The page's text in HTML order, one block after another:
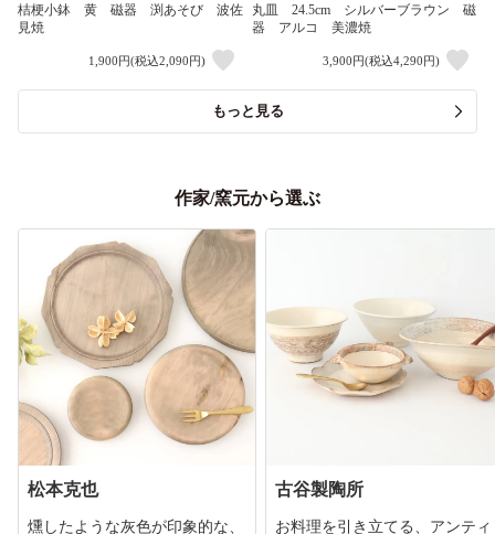
桔梗小鉢 黄 磁器 渕あそび 波佐
見焼
1,900円(税込2,090円)
丸皿 24.5cm シルバーブラウン 磁
器 アルコ 美濃焼
3,900円(税込4,290円)
もっと見る
作家/窯元から選ぶ
松本克也
燻したような灰色が印象的な、
古谷製陶所
お料理を引き立てる、アンティ